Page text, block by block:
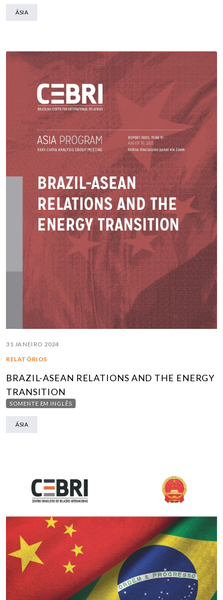
ÁSIA
31 JANEIRO 2024
RELATÓRIOS
BRAZIL-ASEAN RELATIONS AND THE ENERGY
TRANSITION
SOMENTE EM INGLÊS
ÁSIA